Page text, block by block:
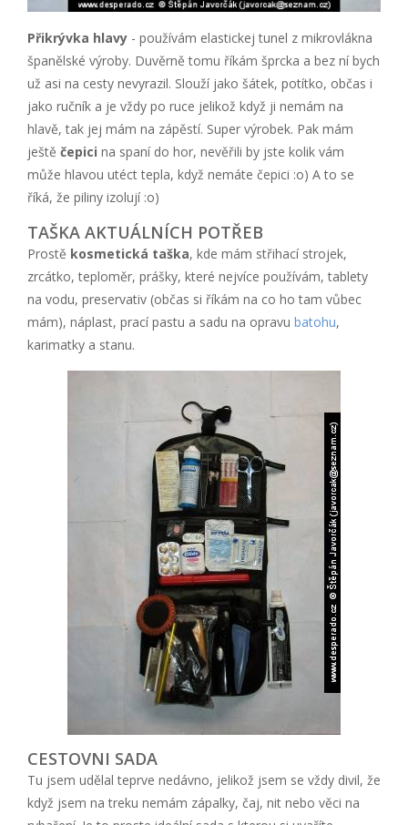
Přikrývka hlavy - používám elastickej tunel z mikrovlákna
španělské výroby. Duvěrně tomu říkám šprcka a bez ní bych
už asi na cesty nevyrazil. Slouží jako šátek, potítko, občas i
jako ručník a je vždy po ruce jelikož když ji nemám na
hlavě, tak jej mám na zápěstí. Super výrobek. Pak mám
ještě čepici na spaní do hor, nevěřili by jste kolik vám
může hlavou utéct tepla, když nemáte čepici :o) A to se
říká, že piliny izolují :o)
TAŠKA AKTUÁLNÍCH POTŘEB
Prostě kosmetická taška, kde mám střihací strojek,
zrcátko, teploměr, prášky, které nejvíce používám, tablety
na vodu, preservativ (občas si říkám na co ho tam vůbec
mám), náplast, prací pastu a sadu na opravu batohu,
karimatky a stanu.
CESTOVNI SADA
Tu jsem udělal teprve nedávno, jelikož jsem se vždy divil, že
když jsem na treku nemám zápalky, čaj, nit nebo věci na